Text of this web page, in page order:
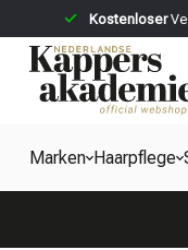
Kostenloser
Marken Haarpflege